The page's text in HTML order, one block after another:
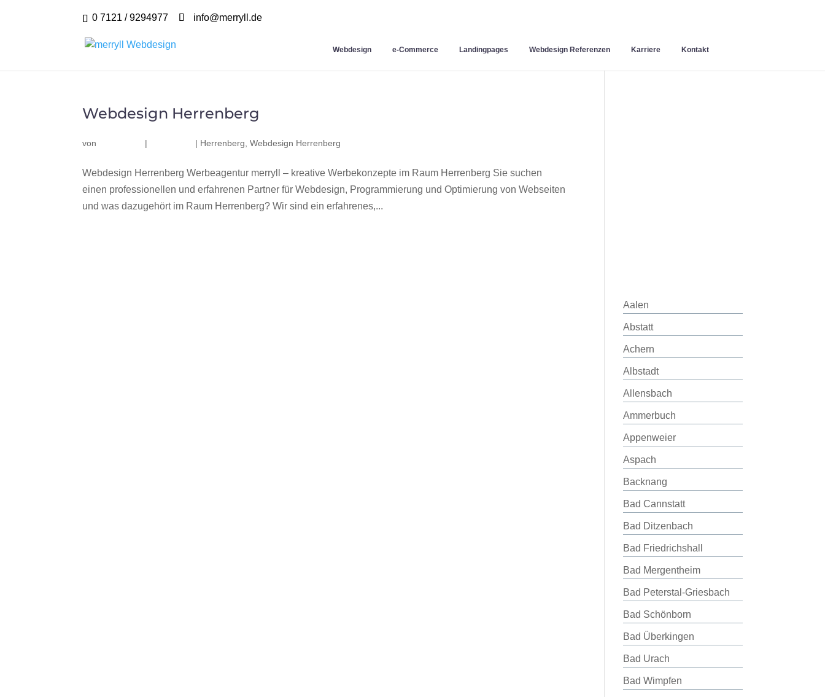
0 7121 / 9294977 info@merryll.de
Webdesign e-Commerce Landingpages Webdesign Referenzen Karriere Kontakt
Webdesign Herrenberg
von | | Herrenberg ,Webdesign Herrenberg
Webdesign Herrenberg Werbeagentur merryll – kreative Werbekonzepte im Raum Herrenberg Sie suchen
einen professionellen und erfahrenen Partner für Webdesign, Programmierung und Optimierung von Webseiten
und was dazugehört im Raum Herrenberg? Wir sind ein erfahrenes,...
Aalen
Abstatt
Achern
Albstadt
Allensbach
Ammerbuch
Appenweier
Aspach
Backnang
Bad Cannstatt
Bad Ditzenbach
Bad Friedrichshall
Bad Mergentheim
Bad Peterstal-Griesbach
Bad Schönborn
Bad Überkingen
Bad Urach
Bad Wimpfen